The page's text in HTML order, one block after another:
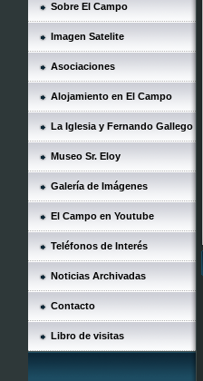
Sobre El Campo
Imagen Satelite
Asociaciones
Alojamiento en El Campo
La Iglesia y Fernando Gallego
Museo Sr. Eloy
Galería de Imágenes
El Campo en Youtube
Teléfonos de Interés
Noticias Archivadas
Contacto
Libro de visitas